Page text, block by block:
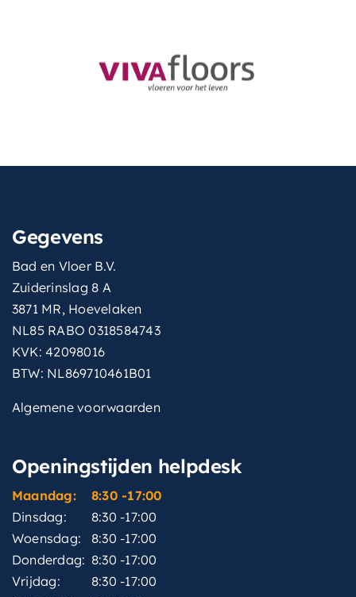
Gegevens
Bad en Vloer B.V.
Zuiderinslag 8 A
3871 MR, Hoevelaken
NL85 RABO 0318584743
KVK: 42098016
BTW: NL869710461B01
Algemene voorwaarden
Openingstijden helpdesk
Maandag:
8:30 -17:00
Dinsdag:
8:30 -17:00
Woensdag:
8:30 -17:00
Donderdag: 8:30 -17:00
Vrijdag:
8:30 -17:00